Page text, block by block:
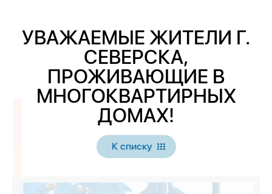
УВАЖАЕМЫЕ ЖИТЕЛИ Г.
СЕВЕРСКА,
ПРОЖИВАЮЩИЕ В
МНОГОКВАРТИРНЫХ
ДОМАХ!
К списку